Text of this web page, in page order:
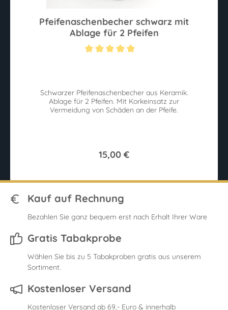
Pfeifenaschenbecher schwarz mit
Ablage für 2 Pfeifen
Schwarzer Pfeifenaschenbecher aus Keramik.
Ablage für 2 Pfeifen. Mit Korkeinsatz zur
Vermeidung von Schäden an der Pfeife.
15,00 €
Kauf auf Rechnung
Bezahlen Sie ganz bequem erst nach Erhalt Ihrer Ware
Gratis Tabakprobe
Wählen Sie bis zu 5 Tabakproben gratis aus unserem
Sortiment.
Kostenloser Versand
Kostenloser Versand ab 69,- Euro & innerhalb